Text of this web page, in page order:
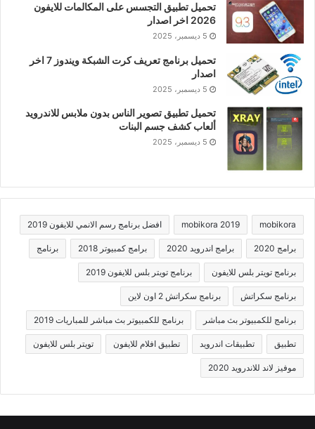
تحميل تطبيق التجسس على المكالمات للايفون
2026 اخر اصدار
5 ديسمبر، 2025
تحميل برنامج تعريف كرت الشبكة ويندوز 7 اخر
اصدار
5 ديسمبر، 2025
تحميل تطبيق تصوير الناس بدون ملابس للاندرويد
ألعاب كشف جسم البنات
5 ديسمبر، 2025
mobikora
mobikora 2019 افضل برنامج رسم الانمي للايفون 2019
برامج 2020 برامج اندرويد 2020 برامج كمبيوتر 2018 برنامج
برنامج تويتر بلس للايفون برنامج تويتر بلس للايفون 2019
برنامج سكراتش برنامج سكراتش 2 اون لاين
برنامج للكمبيوتر بث مباشر برنامج للكمبيوتر بث مباشر للمباريات 2019
تطبيق تطبيقات اندرويد تطبيق افلام للايفون تويتر بلس للايفون
موفيز لاند للاندرويد 2020